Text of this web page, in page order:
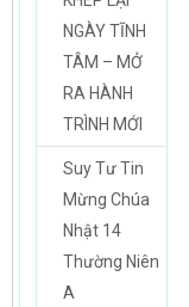
NGÀY TĨNH
TÂM – MỞ
RA HÀNH
TRÌNH MỚI
Suy Tư Tin
Mừng Chúa
Nhật 14
Thường Niên
A